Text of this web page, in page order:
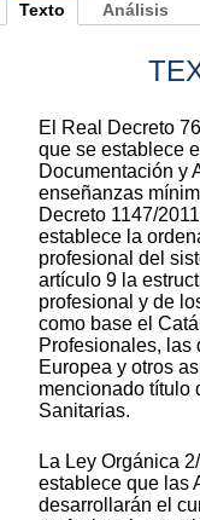
Texto
El Real Decreto
que se establece
Documentación y
enseñanzas
Decreto 1147/
establece la
profesional del
artículo 9 la
profesional y de
como base el
Profesionales, las
Europea y otros
mencionado título
Sanitarias.
La Ley Orgánica
establece que las
desarrollarán el
Análisis